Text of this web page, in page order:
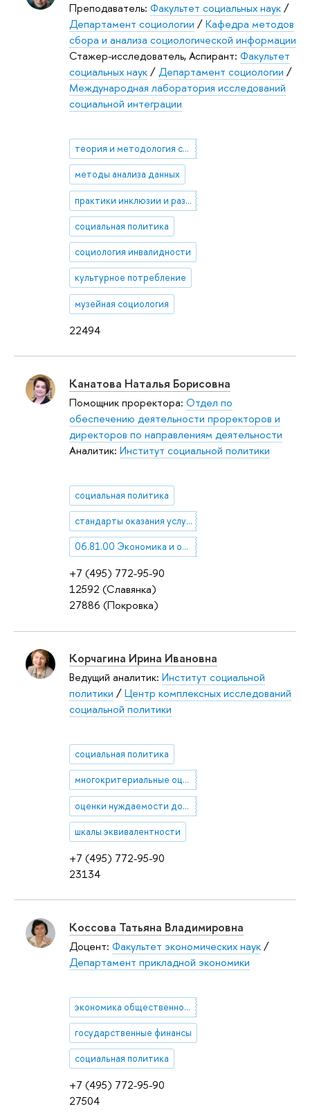
22494
Преподаватель: Факультет социальных наук/
Департамент социологии /Кафедра методов
сбора и анализа социологической информации
Стажер-исследователь, Аспирант: Факультет
социальных наук/Департамент социологии /
Международная лаборатория исследований
социальной интеграции
теория и методология социологии
методы анализа данных
практики инклюзии и разнообразия
социальная политика
социология инвалидности
культурное потребление
музейная социология
+7 (495) 772-95-90
12592 (Славянка)
27886 (Покровка)
Канатова Наталья Борисовна
Помощник проректора: Отдел по
обеспечению деятельности проректоров и
директоров по направлениям деятельности
Аналитик: Институт социальной политики
социальная политика
стандарты оказания услуг в социальной сфере
06.81.00 Экономика и организация предприятия. Управление предприятием
+7 (495) 772-95-90
23134
Корчагина Ирина Ивановна
Ведущий аналитик: Институт социальной
политики /Центр комплексных исследований
социальной политики
социальная политика
многокритериальные оценки бедности
оценки нуждаемости домохозяйств, бальная методика оценки нуждаемости
шкалы эквивалентности
+7 (495) 772-95-90
27504
Коссова Татьяна Владимировна
Доцент: Факультет экономических наук/
Департамент прикладной экономики
экономика общественного сектора
государственные финансы
социальная политика